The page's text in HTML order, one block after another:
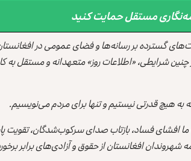
مستقل حمایت کنید
گسترده بر رسانه‌ها و فضای عمومی در
شرایطی، «اطلاعات روز» متعهدانه و مستقل
به هیچ قدرتی نیستیم و تنها برای مردم می‌نویسیم.
افشای فساد، بازتاب صدای سرکوب‌شدگان، تقویت
شهروندان افغانستان از حقوق و آزادی‌های برابر